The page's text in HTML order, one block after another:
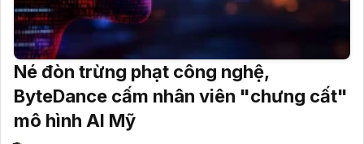
Né đòn trừng phạt công nghệ,
ByteDance cấm nhân viên "chưng cất"
mô hình AI Mỹ